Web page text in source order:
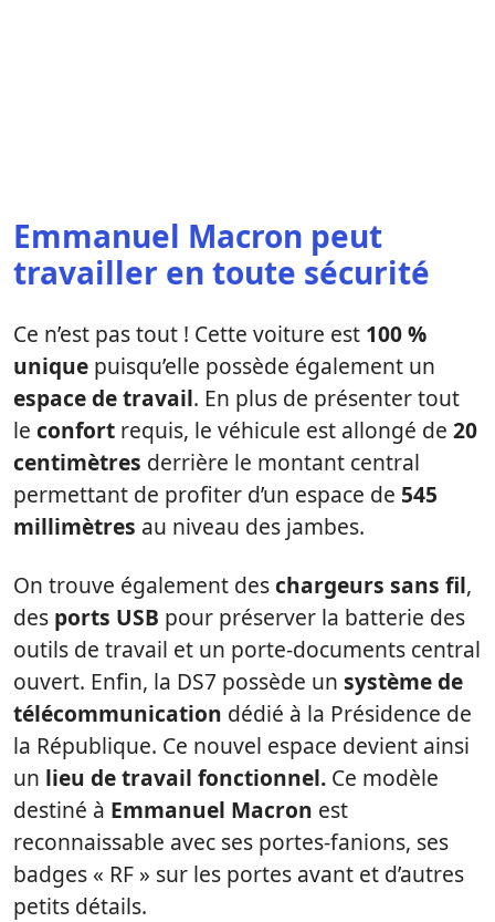
Emmanuel Macron peut
travailler en toute sécurité
Ce n’est pas tout ! Cette voiture est 100%
unique puisqu’elle possède également un
espace de travail. En plus de présenter tout
le confort requis, le véhicule est allongé de 20
centimètres derrière le montant central
permettant de profiter d’un espace de 545
millimètres au niveau des jambes.
On trouve également deschargeurs sans fil,
des ports USB pour préserver la batterie des
outils de travail et un porte-documents central
ouvert. Enfin, la DS7 possède un système de
télécommunication dédié à la Présidence de
la République. Ce nouvel espace devient ainsi
un lieu de travail fonctionnel. Ce modèle
destiné à Emmanuel Macron est
reconnaissable avec ses portes-fanions, ses
badges « RF » sur les portes avant et d’autres
petits détails.